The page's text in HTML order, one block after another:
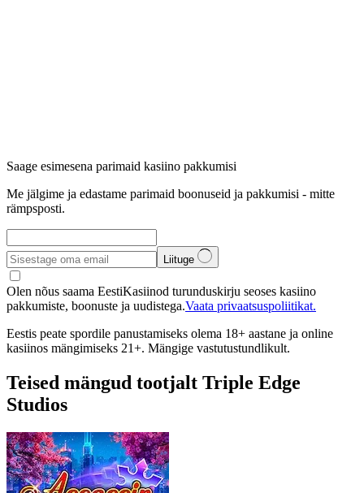
Saage esimesena parimaid kasiino pakkumisi
Me jälgime ja edastame parimaid boonuseid ja pakkumisi - mitte
rämpsposti.
Liituge
Olen nõus saama EestiKasiinod turunduskirju seoses kasiino
pakkumiste, boonuste ja uudistega.Vaata privaatsuspoliitikat.
Eestis peate spordile panustamiseks olema 18+ aastane ja online
kasiinos mängimiseks 21+. Mängige vastutustundlikult.
Teised mängud tootjalt Triple Edge
Studios